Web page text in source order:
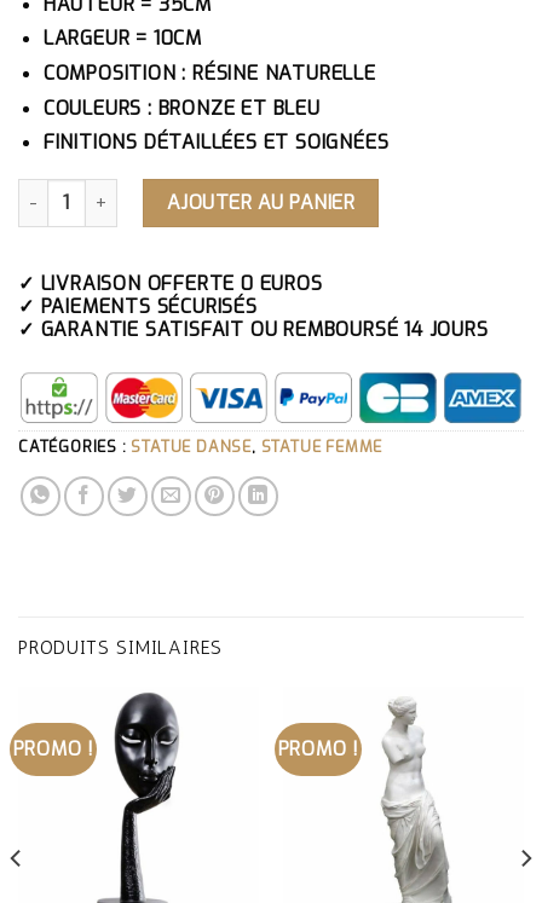
LARGEUR = 10CM
COMPOSITION : RÉSINE NATURELLE
COULEURS : BRONZE ET BLEU
FINITIONS DÉTAILLÉES ET SOIGNÉES
QUANTITÉ DE STATUE FEMME DANSEUSE ÉLÉGANTE
AJOUTER AU PANIER
✓ LIVRAISON OFFERTE 0 EUROS
✓ PAIEMENTS SÉCURISÉS
✓ GARANTIE SATISFAIT OU REMBOURSÉ 14 JOURS
CATÉGORIES : STATUE DANSE, STATUE FEMME
PRODUITS SIMILAIRES
PROMO ! PROMO !